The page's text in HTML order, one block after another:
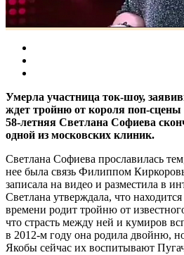
Умерла участница ток-шоу,
ждет тройню от короля поп-
58-летняя Светлана Софиева
одной из московских клиник.
Светлана Софиева прославилась
нее была связь Филиппом
записала на видео и разместила в
Светлана утверждала, что
времени родит тройню от
что страсть между ней и кумиров
в 2012-м году она родила двойню,
Якобы сейчас их воспитывают